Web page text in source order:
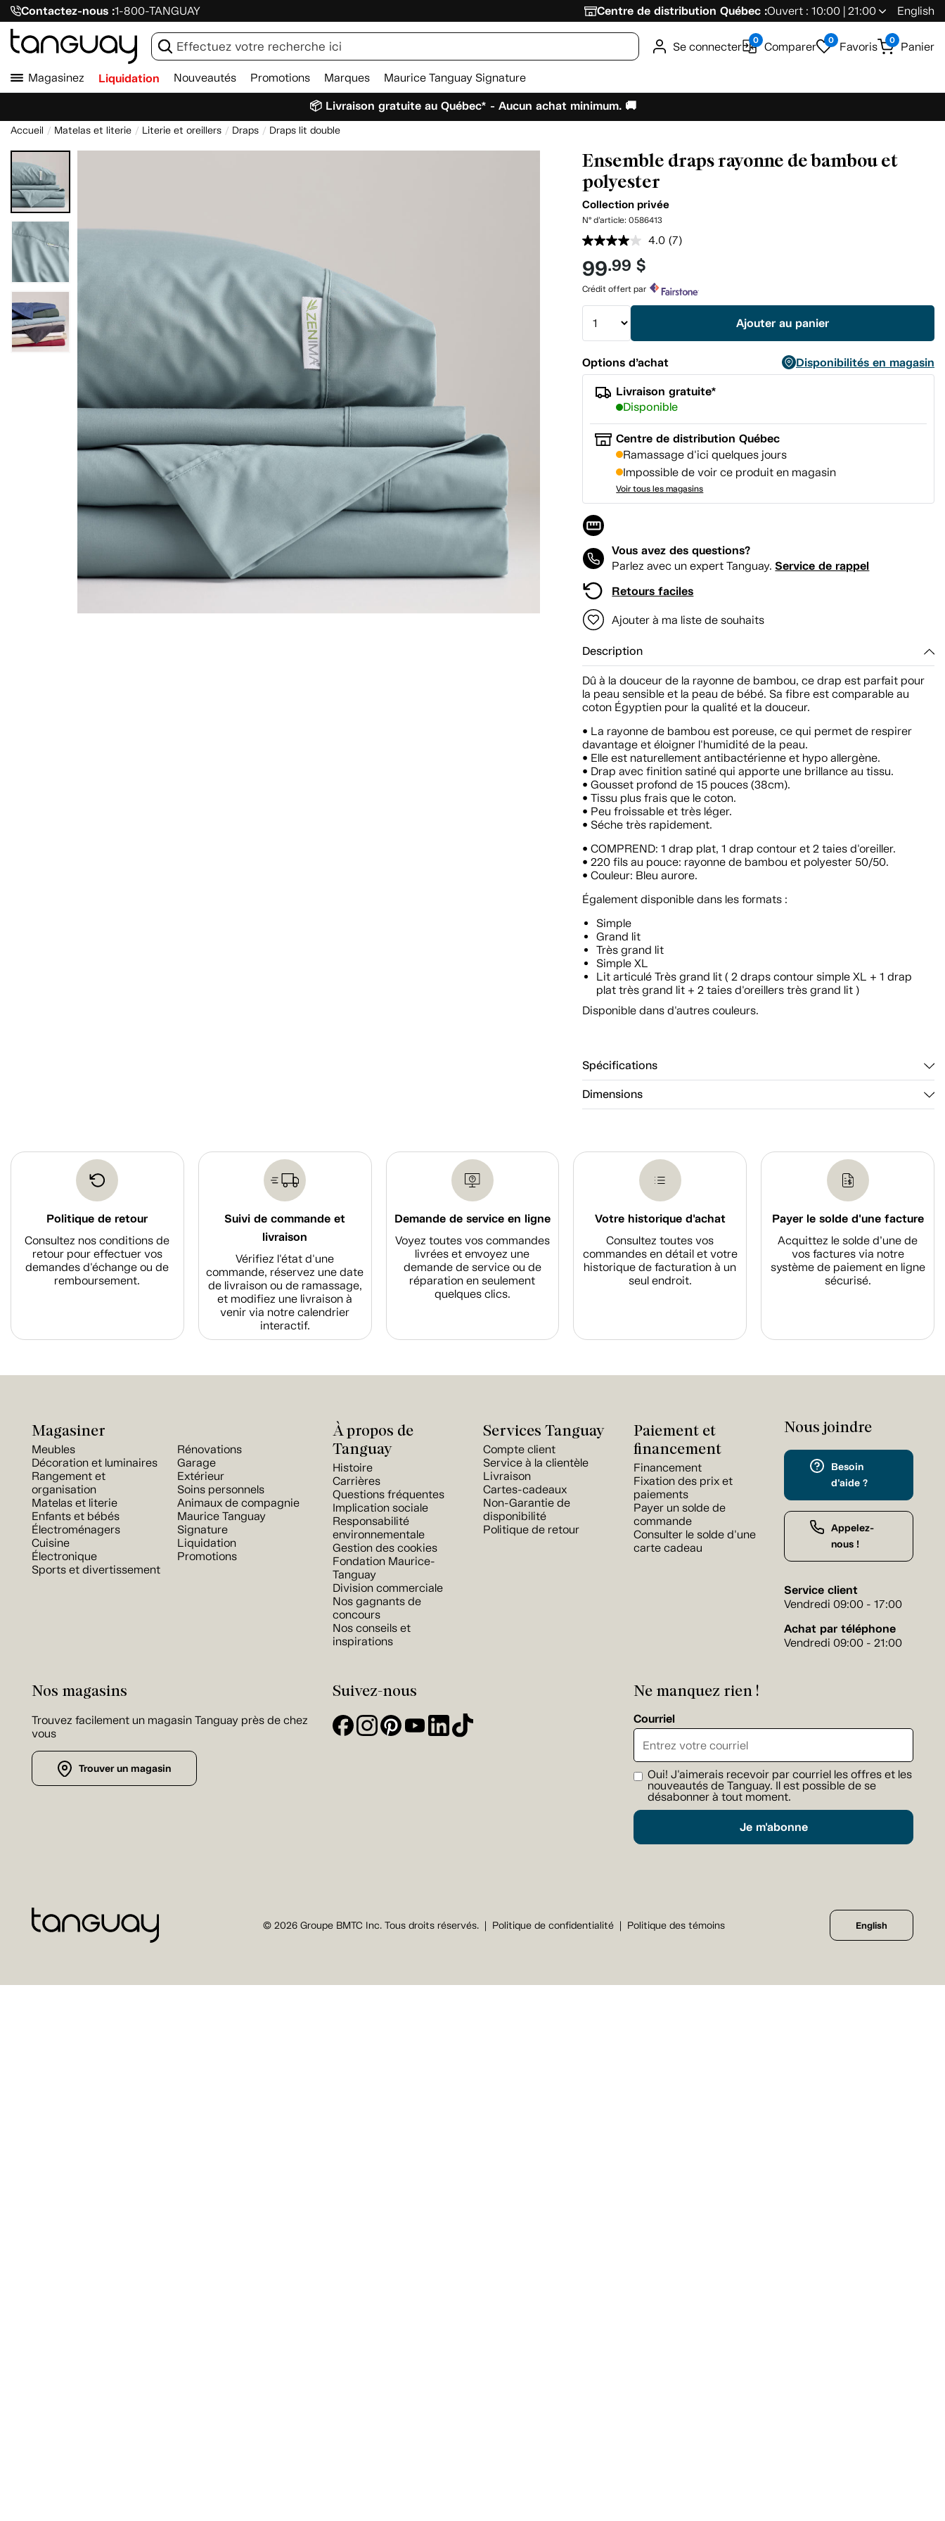
Contactez-nous :1-800-TANGUAY Centre de distribution Québec :Ouvert : 10:00 | 21:00 English
Se connecter 0 Comparer 0 Favoris 0 Panier
Magasinez Liquidation Nouveautés Promotions Marques Maurice Tanguay Signature
📦 Livraison gratuite au Québec* - Aucun achat minimum. 🚚
Accueil Matelas et literie Literie et oreillers Draps Draps lit double
Ensemble draps rayonne de bambou et
polyester
Collection privée
N° d'article:0586413
4.0 Lire
Lien
(7)
99.99 $
Crédit offert par
Ajouter au panier
Options d’achat
Disponibilités en magasin
Livraison gratuite*
Disponible
Centre de distribution Québec
Ramassage d'ici quelques jours
Impossible de voir ce produit en magasin
Voir tous les magasins
Vous avez des questions?
Parlez avec un expert Tanguay.Service de rappel
Retours faciles
Ajouter à ma liste de souhaits
Description
Dû à la douceur de la rayonne de bambou, ce drap est parfait pour
la peau sensible et la peau de bébé. Sa fibre est comparable au
coton Égyptien pour la qualité et la douceur.
• La rayonne de bambou est poreuse, ce qui permet de respirer
davantage et éloigner l'humidité de la peau.
• Elle est naturellement antibactérienne et hypo allergène.
• Drap avec finition satiné qui apporte une brillance au tissu.
• Gousset profond de 15 pouces (38cm).
• Tissu plus frais que le coton.
• Peu froissable et très léger.
• Séche très rapidement.
• COMPREND: 1 drap plat, 1 drap contour et 2 taies d'oreiller.
• 220 fils au pouce: rayonne de bambou et polyester 50/50.
• Couleur: Bleu aurore.
Également disponible dans les formats :
Simple
Grand lit
Très grand lit
Simple XL
Lit articulé Très grand lit ( 2 draps contour simple XL + 1 drap
plat très grand lit + 2 taies d'oreillers très grand lit )
Disponible dans d'autres couleurs.
Spécifications
Dimensions
Politique de retour
Consultez nos conditions de
retour pour effectuer vos
demandes d'échange ou de
remboursement.
Suivi de commande et
livraison
Vérifiez l'état d'une
commande, réservez une date
de livraison ou de ramassage,
et modifiez une livraison à
venir via notre calendrier
interactif.
Demande de service en ligne
Voyez toutes vos commandes
livrées et envoyez une
demande de service ou de
réparation en seulement
quelques clics.
Votre historique d'achat
Consultez toutes vos
commandes en détail et votre
historique de facturation à un
seul endroit.
Payer le solde d'une facture
Acquittez le solde d’une de
vos factures via notre
système de paiement en ligne
sécurisé.
Magasiner
Meubles
Décoration et luminaires
Rangement et
organisation
Matelas et literie
Enfants et bébés
Électroménagers
Cuisine
Électronique
Sports et divertissement
Rénovations
Garage
Extérieur
Soins personnels
Animaux de compagnie
Maurice Tanguay
Signature
Liquidation
Promotions
À propos de
Tanguay
Histoire
Carrières
Questions fréquentes
Implication sociale
Responsabilité
environnementale
Gestion des cookies
Fondation Maurice-
Tanguay
Division commerciale
Nos gagnants de
concours
Nos conseils et
inspirations
Services Tanguay
Compte client
Service à la clientèle
Livraison
Cartes-cadeaux
Non-Garantie de
disponibilité
Politique de retour
Paiement et
financement
Financement
Fixation des prix et
paiements
Payer un solde de
commande
Consulter le solde d'une
carte cadeau
Nous joindre
Besoin
d'aide ?
Appelez-
nous !
Service client
Vendredi 09:00 - 17:00
Achat par téléphone
Vendredi 09:00 - 21:00
Nos magasins
Trouvez facilement un magasin Tanguay près de chez
vous
Trouver un magasin
Suivez-nous Ne manquez rien !
Courriel
Oui! J'aimerais recevoir par courriel les offres et les
nouveautés de Tanguay. Il est possible de se
désabonner à tout moment.
Je m'abonne
© 2026 Groupe BMTC Inc. Tous droits réservés. Politique de confidentialité Politique des témoins English